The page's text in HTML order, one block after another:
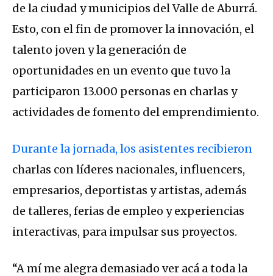
de la ciudad y municipios del Valle de Aburrá.
Esto, con el fin de promover la innovación, el
talento joven y la generación de
oportunidades en un evento que tuvo la
participaron 13.000 personas en charlas y
actividades de fomento del emprendimiento.
Durante la jornada, los asistentes recibieron
charlas con líderes nacionales, influencers,
empresarios, deportistas y artistas, además
de talleres, ferias de empleo y experiencias
interactivas, para impulsar sus proyectos.
“A mí me alegra demasiado ver acá a toda la